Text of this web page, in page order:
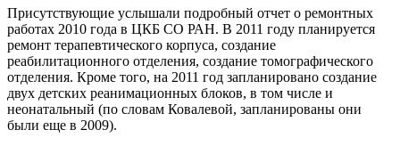
Присутствующие услышали подробный отчет о ремонтных
работах 2010 года в ЦКБ СО РАН. В 2011 году планируется
ремонт терапевтического корпуса, создание
реабилитационного отделения, создание томографического
отделения. Кроме того, на 2011 год запланировано создание
двух детских реанимационных блоков, в том числе и
неонатальный (по словам Ковалевой, запланированы они
были еще в 2009).